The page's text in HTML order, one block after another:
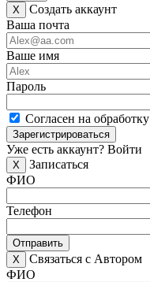
X
Создать аккаунт
Ваша почта
Ваше имя
Пароль
Согласен на
Зарегистрироваться
Уже есть аккаунт? Войти
X
Записаться
ФИО
Телефон
Отправить
X
Связаться с Автором
ФИО